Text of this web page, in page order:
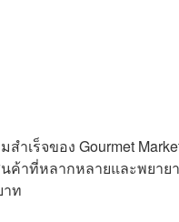
ำเร็จของ Gourmet
ค้าที่หลากหลายและพยาย
าท